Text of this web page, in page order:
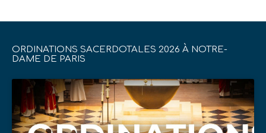
ORDINATIONS SACERDOTALES 2026 À NOTRE-
DAME DE PARIS